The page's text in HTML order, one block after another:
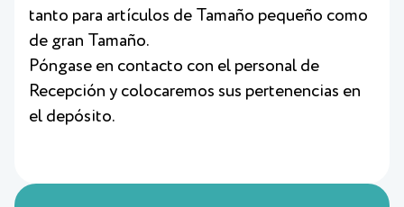
tanto para artículos de Tamaño pequeño como
de gran Tamaño.
Póngase en contacto con el personal de
Recepción y colocaremos sus pertenencias en
el depósito.